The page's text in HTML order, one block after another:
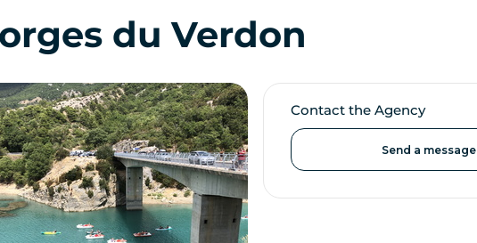
Electric bike
du Verdon
Contact the Agency
Send a message